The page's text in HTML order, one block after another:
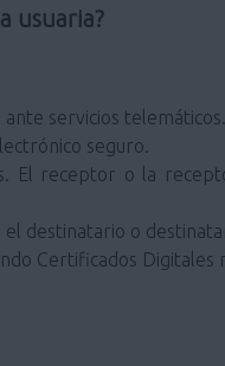
usuaria?
servicios telemáticos.
seguro.
El receptor o la
destinatario o
Certificados